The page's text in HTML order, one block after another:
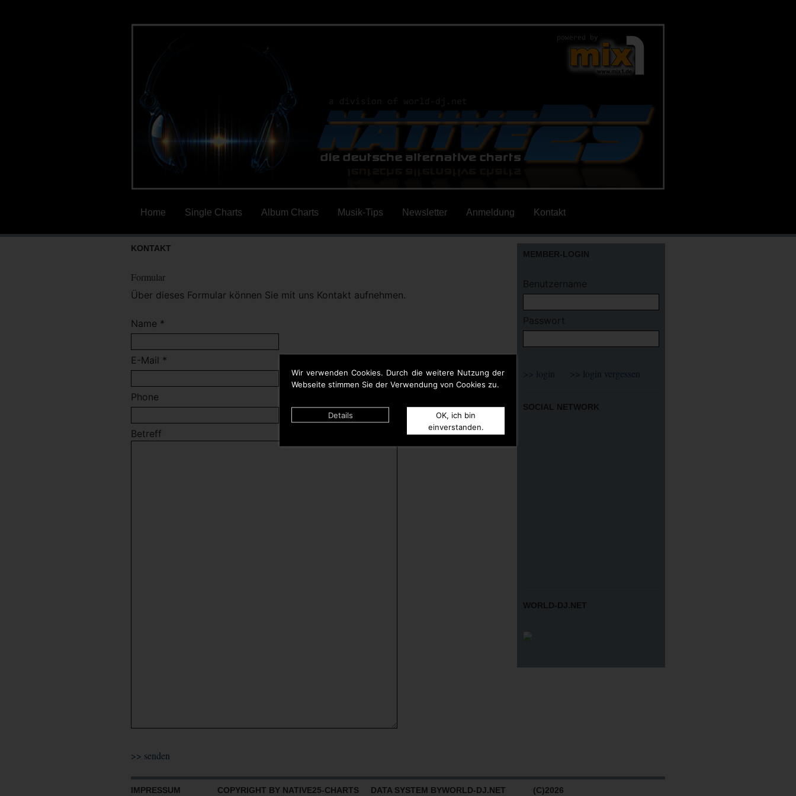
Wir verwenden Cookies. Durch die weitere Nutzung der
Webseite stimmen Sie der Verwendung von Cookies zu.
Details
OK, ich bin
einverstanden.
Home Single Charts Album Charts Musik-Tips Newsletter Anmeldung Kontakt
KONTAKT
Formular
Über dieses Formular können Sie mit uns Kontakt aufnehmen.
Name *
E-Mail *
Phone
Betreff
MEMBER-LOGIN
Benutzername
Passwort
SOCIAL NETWORK
WORLD-DJ.NET
IMPRESSUM COPYRIGHT BY NATIVE25-CHARTS DATA SYSTEM BYWORLD-DJ.NET (C)2026